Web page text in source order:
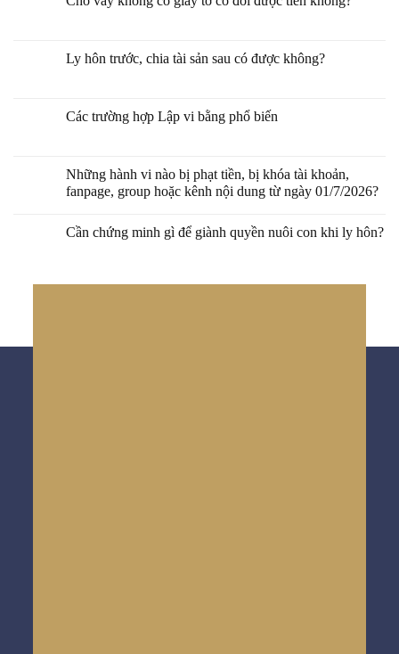
Ly hôn trước, chia tài sản sau có được không?
Các trường hợp Lập vi bằng phổ biến
Những hành vi nào bị phạt tiền, bị khóa tài khoản,
fanpage, group hoặc kênh nội dung từ ngày 01/7/2026?
Cần chứng minh gì để giành quyền nuôi con khi ly hôn?